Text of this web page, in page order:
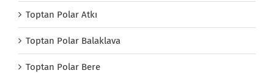
Toptan Polar Atkı
Toptan Polar Balaklava
Toptan Polar Bere